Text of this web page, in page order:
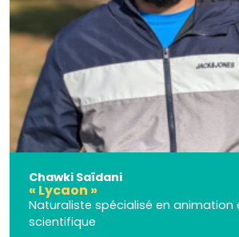
Chawki Saïdani
« Lycaon »
Naturaliste spécialisé en animation
scientifique